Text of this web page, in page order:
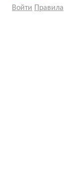
Войти Правила